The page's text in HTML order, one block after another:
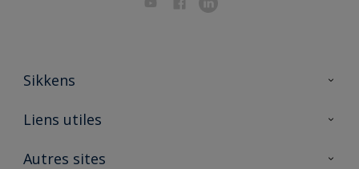
Sikkens
A propos de Sikkens
Liens utiles
Ouvrir un magasin PASS
Autres sites